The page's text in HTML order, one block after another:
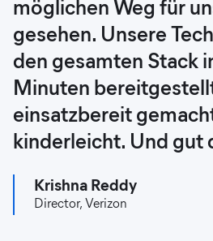
möglichen Weg für
gesehen. Unsere
den gesamten Stack
Minuten
einsatzbereit
kinderleicht. Und gut
Krishna Reddy
Director, Verizon
Oscar Narváez
Tools & Analytic Monitoring
skalierbare Plattform.
von einem lediglich
Überwachung und
ausgerichteten Modell
Modell umsteigen,
und Optimierung
Álvaro Aldana
Global Video Monitoring
mit dem Elastic-
uns bekommen
passiert.
Jeremy Foran
Technology Specialist, BAI